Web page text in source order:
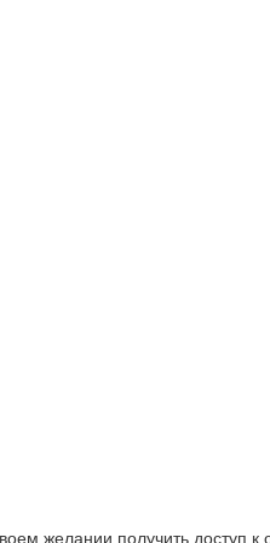
желании получить доступ